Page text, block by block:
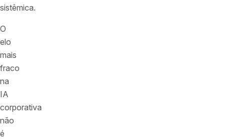
sistêmica.
O
elo
mais
fraco
na
IA
corporativa
não
é